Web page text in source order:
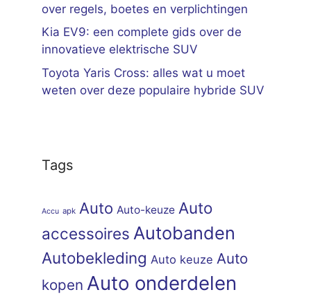
over regels, boetes en verplichtingen
Kia EV9: een complete gids over de
innovatieve elektrische SUV
Toyota Yaris Cross: alles wat u moet
weten over deze populaire hybride SUV
Tags
Accu apk Auto Auto-keuze Auto
accessoires Autobanden
Autobekleding Auto keuze Auto
kopen Auto onderdelen